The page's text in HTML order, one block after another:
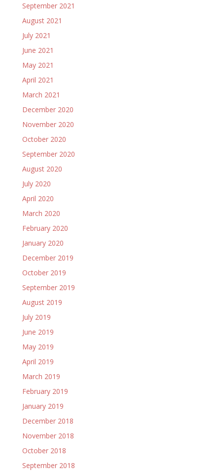
September 2021
August 2021
July 2021
June 2021
May 2021
April 2021
March 2021
December 2020
November 2020
October 2020
September 2020
August 2020
July 2020
April 2020
March 2020
February 2020
January 2020
December 2019
October 2019
September 2019
August 2019
July 2019
June 2019
May 2019
April 2019
March 2019
February 2019
January 2019
December 2018
November 2018
October 2018
September 2018